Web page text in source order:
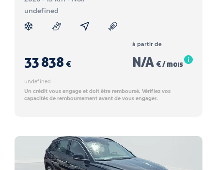
undefined
33 838 €
à partir de
N/A € / mois
undefined
Un crédit vous engage et doit être remboursé. Vérifiez vos
capacités de remboursement avant de vous engager.